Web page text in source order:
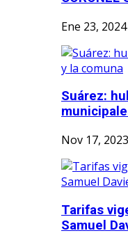
Ene 23, 2024
Suárez:
Nov 17, 2023
Tarifas
Samuel